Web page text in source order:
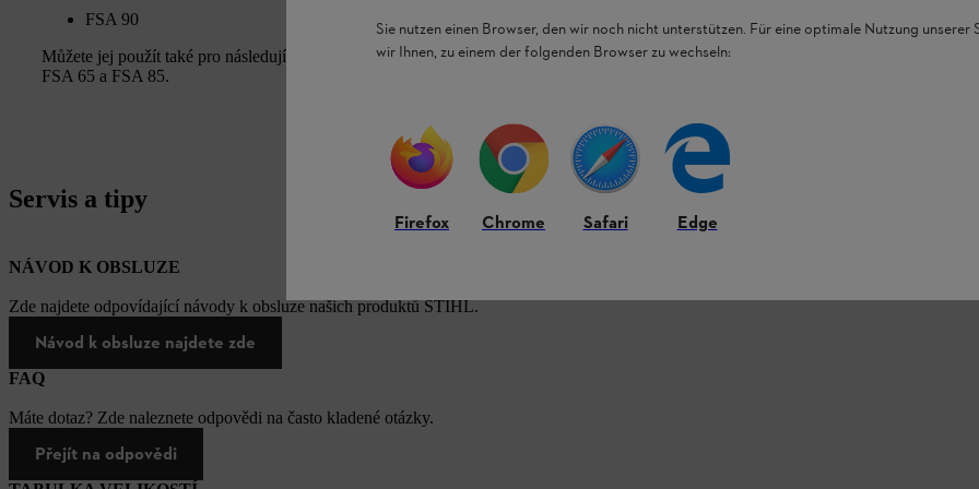
FSA 90
Můžete jej použít také pro následující akumulátorové křovinořezy STIHL, které již nejsou v prodeji: FSA 56,
FSA 65 a FSA 85.
Servis a tipy
NÁVOD K OBSLUZE
Zde najdete odpovídající návody k obsluze našich produktů STIHL.
Návod k obsluze najdete zde
FAQ
Máte dotaz? Zde naleznete odpovědi na často kladené otázky.
Přejít na odpovědi
Sie nutzen einen Browser, den wir noch nicht unterstützen. Für eine optimale Nutzung unserer
wir Ihnen, zu einem der folgenden Browser zu wechseln:
Firefox Chrome Safari Edge